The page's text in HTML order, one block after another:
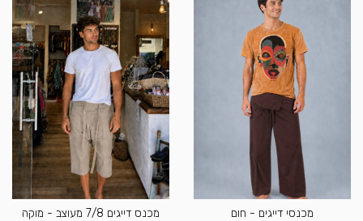
מכנסי דייגים - חום מכנס דייגים 7/8 מעוצב - מוקה